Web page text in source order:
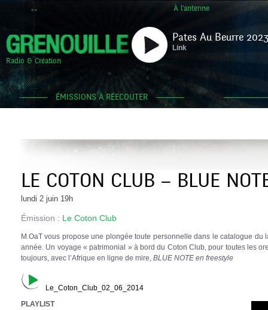
À l'antenne
Radio & Création
Pates Au Beurre
Link
ÉMISSIONS À RÉECOUTER
LE COTON CLUB – BLUE
lundi 2 juin 19h
Émission : Le Coton Club
M.OaT vous propose une plongée toute personnelle dans le catalogue du
année. Un voyage « patrimonial » à bord du Coton Club, pour toutes les
toujours, avec l’Afrique en ligne de mire, BLUE NOTE en freestyle
Le_Coton_Club_02_06_2014
PLAYLIST